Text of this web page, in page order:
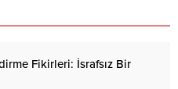
Fikirleri: İsrafsız Bir